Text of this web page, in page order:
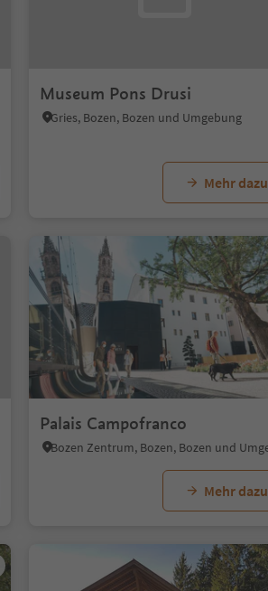
Museum Pons Drusi
Gries, Bozen, Bozen und Umgebung
Mehr dazu
Palais Campofranco
Mehr dazu